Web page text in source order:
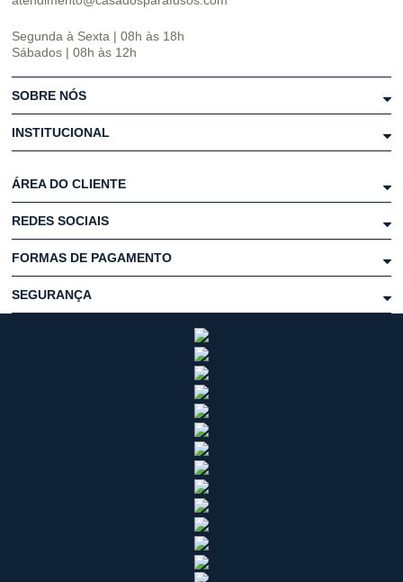
Segunda à Sexta | 08h às 18h
Sábados | 08h às 12h
SOBRE NÓS
INSTITUCIONAL
ÁREA DO CLIENTE
REDES SOCIAIS
FORMAS DE PAGAMENTO
SEGURANÇA